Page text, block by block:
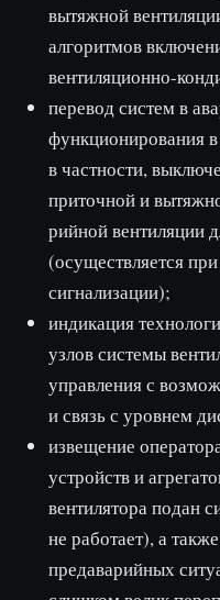
вытяжной
алгоритмов
вентиляционно-
перевод систем в
функционирования
в частности,
приточной и
рийной вентиляции
(осуществляется
сигнализации);
индикация
узлов системы
управления с
и связь с уровнем
извещение
устройств и
вентилятора подан
не работает), а
предаварийных